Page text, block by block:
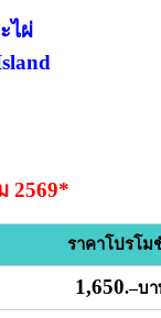
ไผ่
2569*
ราคาโปรโม
1,650.–บา